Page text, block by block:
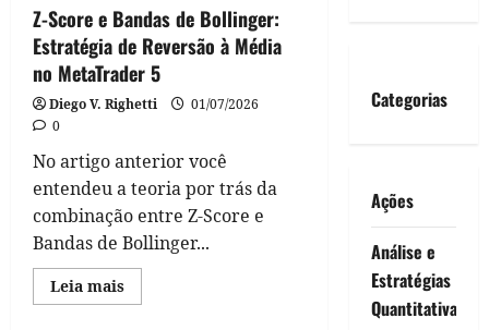
Forex
Z-Score e Bandas de Bollinger:
Estratégia de Reversão à Média
no MetaTrader 5
Diego V. Righetti
01/07/2026
0
No artigo anterior você
entendeu a teoria por trás da
combinação entre Z-Score e
Bandas de Bollinger...
Leia maisRead
more
Categorias
Ações
Análise e
Estratégias
Quantitativa